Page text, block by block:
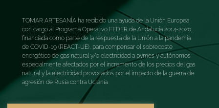
TOMAR ARTESANÍA ha recibido una ayuda de la Unión Europea
con cargo al Programa Operativo FEDER de Andalucía 2014-2020,
financiada como parte de la respuesta de la Unión a la pandemia
de COVID-19 (REACT-UE), para compensar el sobrecoste
energético de gas natural y/o electricidad a pymes y autónomos
especialmente afectados por el incremento de los precios del gas
natural y la electricidad provocados por el impacto de la guerra de
agresión de Rusia contra Ucrania.